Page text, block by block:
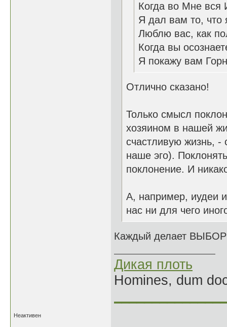
Когда во Мне вся
Я дал вам то,
Люблю вас, как
Когда вы
Я покажу вам
Отлично сказано!
Только смысл
хозяином в нашей
счастливую жизнь,
наше эго).
поклонение. И
А, например, иудеи
нас ни для чего
Каждый делает ВЫБОР
Дикая плоть
Homines, dum
Неактивен